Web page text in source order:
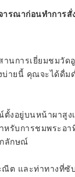
รณาก่อนทำการสั่
นการเยี่ยมชมวัด
บ่ายนี้ คุณจะได้ดื่ม
งอยู่บนหน้าผาสูง
รับการชมพระอ
กลักษณ์
ณีต และท่าทางที่ซั